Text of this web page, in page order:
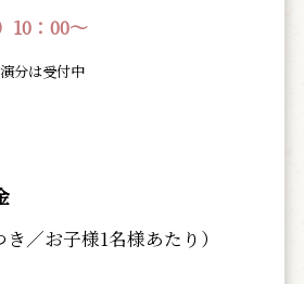
10：00～
分は受付中
／お子様1名様あたり）